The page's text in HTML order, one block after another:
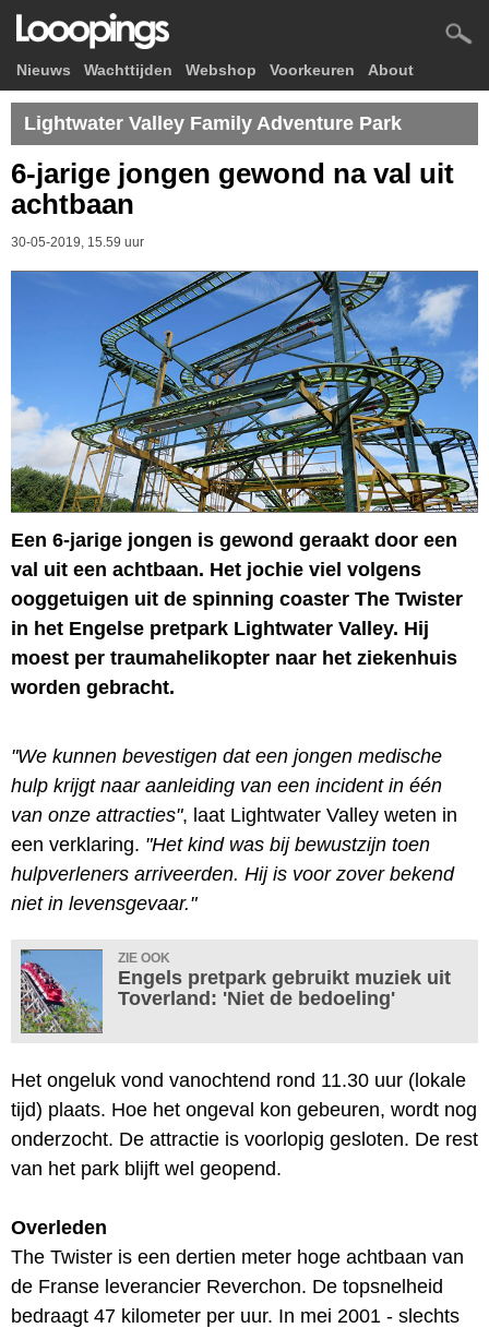
Nieuws Wachttijden Webshop Voorkeuren About
Lightwater Valley Family Adventure Park
6-jarige jongen gewond na val uit
achtbaan
30-05-2019, 15.59 uur
Een 6-jarige jongen is gewond geraakt door een
val uit een achtbaan. Het jochie viel volgens
ooggetuigen uit de spinning coaster The Twister
in het Engelse pretpark Lightwater Valley. Hij
moest per traumahelikopter naar het ziekenhuis
worden gebracht.
"We kunnen bevestigen dat een jongen medische
hulp krijgt naar aanleiding van een incident in één
van onze attracties", laat Lightwater Valley weten in
een verklaring. "Het kind was bij bewustzijn toen
hulpverleners arriveerden. Hij is voor zover bekend
niet in levensgevaar."
ZIE OOK
Engels pretpark gebruikt muziek uit
Toverland: 'Niet de bedoeling'
Het ongeluk vond vanochtend rond 11.30 uur (lokale
tijd) plaats. Hoe het ongeval kon gebeuren, wordt nog
onderzocht. De attractie is voorlopig gesloten. De rest
van het park blijft wel geopend.
Overleden
The Twister is een dertien meter hoge achtbaan van
de Franse leverancier Reverchon. De topsnelheid
bedraagt 47 kilometer per uur. In mei 2001 - slechts